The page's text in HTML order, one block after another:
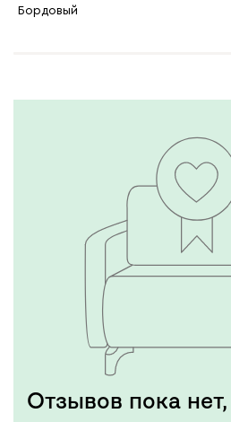
Бордовый
Отзывов пока нет,